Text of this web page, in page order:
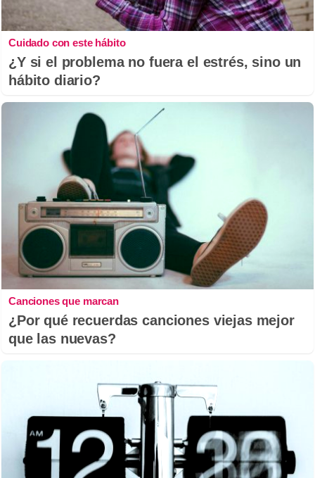
Cuidado con este hábito
¿Y si el problema no fuera el estrés, sino un
hábito diario?
Canciones que marcan
¿Por qué recuerdas canciones viejas mejor
que las nuevas?